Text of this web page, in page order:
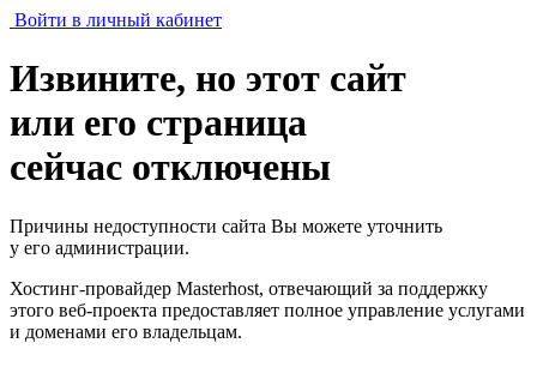
Войти в личный кабинет
Извините, но этот сайт
или его страница
сейчас отключены
Причины недоступности сайта Вы можете уточнить
у его администрации.
Хостинг-провайдер Masterhost, отвечающий за поддержку
этого веб-проекта предоставляет полное управление услугами
и доменами его владельцам.